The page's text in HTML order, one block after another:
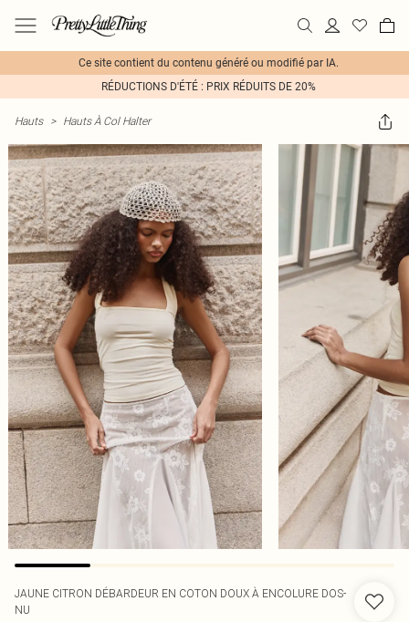
Ce site contient du contenu généré ou modifié par IA.
RÉDUCTIONS D'ÉTÉ : PRIX RÉDUITS DE 20%
Hauts > Hauts À Col Halter
JAUNE CITRON DÉBARDEUR EN COTON DOUX À ENCOLURE DOS-
NU